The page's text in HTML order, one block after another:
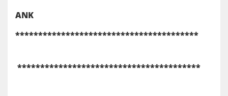
ΑΝΚ
****************************************
****************************************